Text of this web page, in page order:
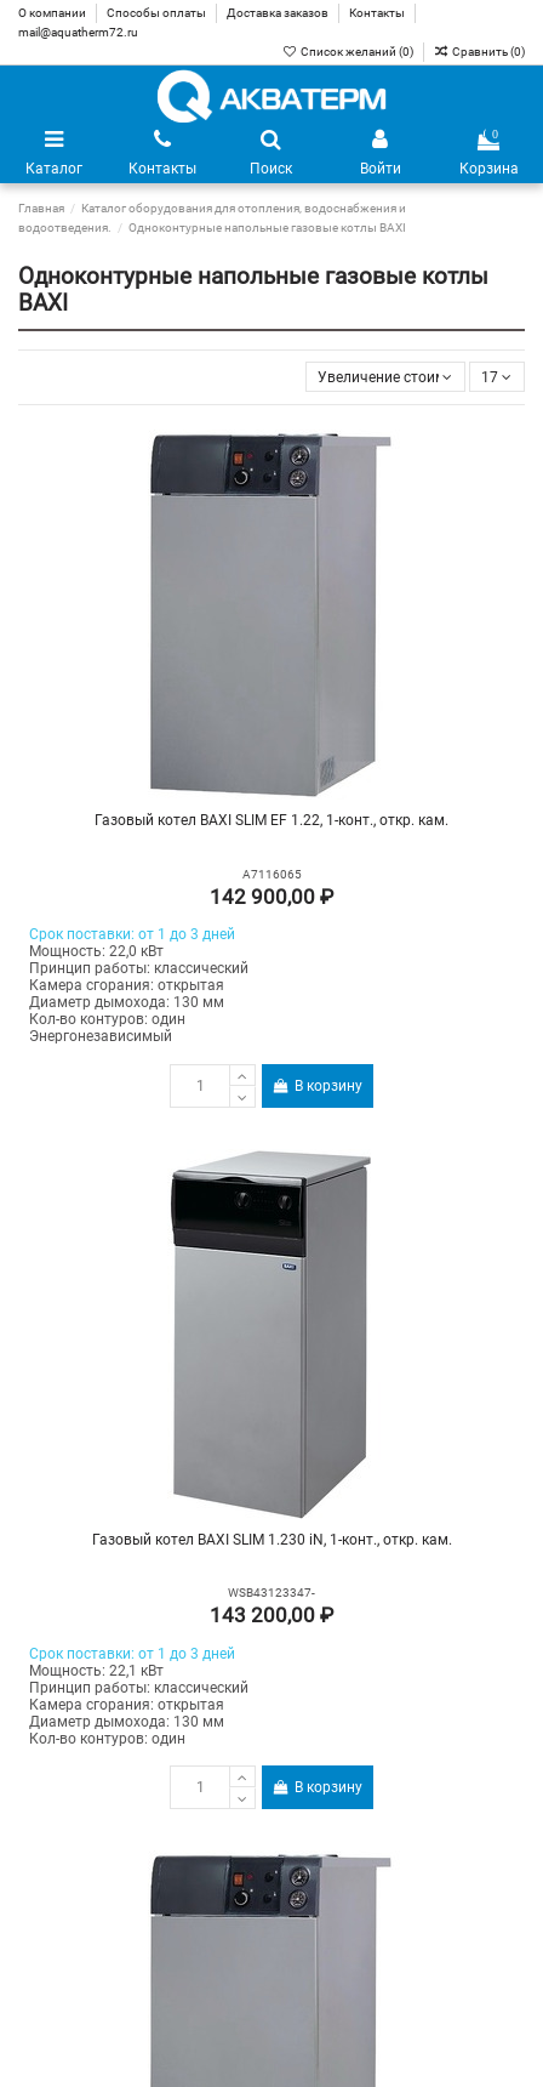
О компании Способы оплаты Доставка заказов
Контакты
mail@aquatherm72.ru
Список желаний (0) Сравнить (0)
Каталог Контакты Поиск Войти
0
Корзина
Главная
Каталог оборудования для отопления, водоснабжения и
водоотведения.
Одноконтурные напольные газовые котлы BAXI
Одноконтурные напольные газовые котлы
BAXI
Увеличение стоимости 17
Газовый котел BAXI SLIM EF 1.22, 1-конт., откр. кам.
A7116065
142 900,00 ₽
Срок поставки: от 1 до 3 дней
Мощность: 22,0 кВт
Принцип работы: классический
Камера сгорания: открытая
Диаметр дымохода: 130 мм
Кол-во контуров: один
Энергонезависимый
В корзину
Газовый котел BAXI SLIM 1.230 iN, 1-конт., откр. кам.
WSB43123347-
143 200,00 ₽
Срок поставки: от 1 до 3 дней
Мощность: 22,1 кВт
Принцип работы: классический
Камера сгорания: открытая
Диаметр дымохода: 130 мм
Кол-во контуров: один
В корзину